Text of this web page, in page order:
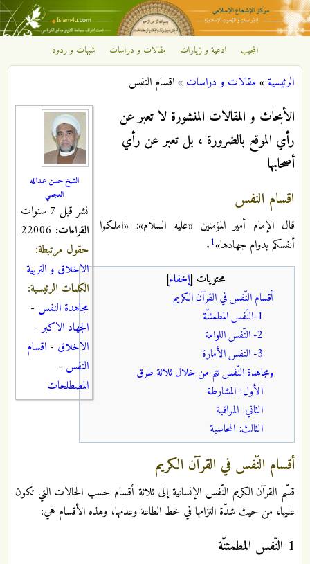
تجاوز إلى المحتوى الرئيسي
مركز
الإشعاع
الإسلامي
المجيب ادعية و زيارات مقالات و دراسات شبهات و ردود
أنت هنا
الرئيسية»مقالات و دراسات »اقسام النفس
الشيخ حسن عبدالله
العجمي
نشر قبل 7 سنوات
القراءات:
حقول مرتبطة:
الاخلاق و التربية
الكلمات الرئيسية:
مجاهدة النفس -
الجهاد الاكبر-
الاخلاق - اقسام
النفس -
المصطلحات
الأبحاث و المقالات المنشورة لا تعبر عن
رأي الموقع بالضرورة ، بل تعبر عن رأي
أصحابها
اقسام النفس
قال الإمام أمير المؤمنين «عليه السلام»: «املكوا
أنفسكم بدوام جهادها»1
.
محتويات [إخفاء]
أقسام النّفس في القرآن الكريم
1-النّفس المطمئنّة
2- النّفس اللوامة
3- النفس الأمارة
ومجاهدة النّفس تتم من خلال ثلاثة طرق
الأول: المشارطة
الثاني: المراقبة
الثالث: المحاسبة
أقسام النّفس في القرآن الكريم
قسّم القرآن الكريم النّفس الإنسانية إلى ثلاثة أقسام حسب الحالات التي تكون
عليها، من حيث شدّة التزامها في خط الطاعة وعدمها، وهذه الأقسام هي:
1-النّفس المطمئنّة